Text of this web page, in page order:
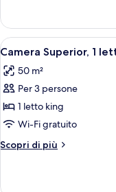
non
fumatori
(Diplomatic)
1
letto
king,
fumatori
(Diplomatic)
Apri
tutte
le
foto
per
Camera
Superior,
1
king
6
Camera Superior, 1
50 m²
Per 3 persone
1 letto king
Wi-Fi gratuito
Scopri di più
Altri